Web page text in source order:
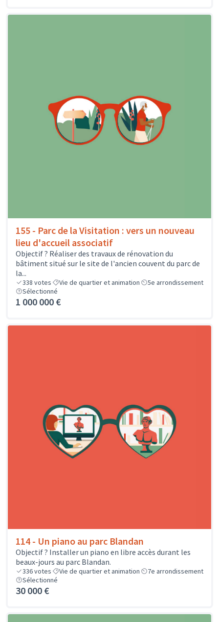
155 - Parc de la Visitation : vers un nouveau
lieu d'accueil associatif
Objectif ? Réaliser des travaux de rénovation du
bâtiment situé sur le site de l'ancien couvent du parc de
la...
338 votes Vie de quartier et animation
5e arrondissement
Sélectionné
1 000 000 €
114 - Un piano au parc Blandan
Objectif ? Installer un piano en libre accès durant les
beaux-jours au parc Blandan.
336votes Vie de quartier et animation
7e arrondissement
Sélectionné
30 000 €